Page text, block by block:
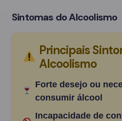
Sintomas do Alcoolismo
Principais
Alcoolismo
Forte desejo ou
consumir álcool
Incapacidade de